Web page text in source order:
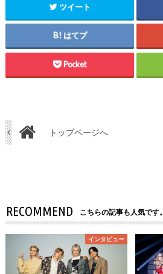
ツイート
はてブ
Pocket
トップページへ
RECOMMEND こちらの記事も人気です。
インタビュー